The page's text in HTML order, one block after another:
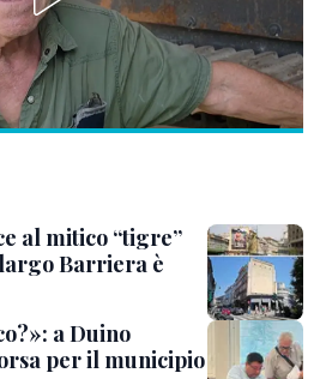
al mitico “tigre”
Barriera è
a Duino
per il municipio